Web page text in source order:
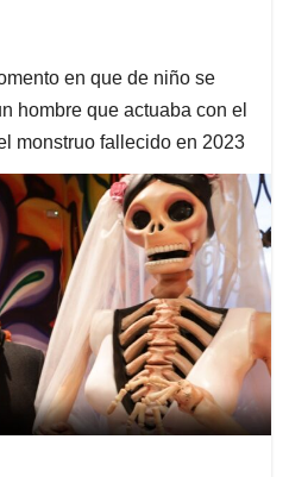
en que de niño se
hombre que actuaba con el
monstruo fallecido en 2023